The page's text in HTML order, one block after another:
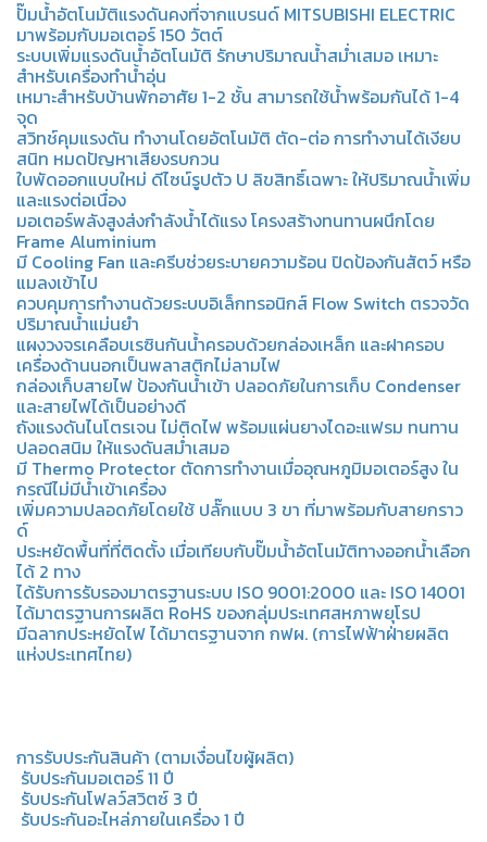
ปั๊มน้ำอัตโนมัติแรงดันคงที่จากแบรนด์ MITSUBISHI ELECTRIC
มาพร้อมกับมอเตอร์ 150 วัตต์
ระบบเพิ่มแรงดันน้ำอัตโนมัติ รักษาปริมาณน้ำสม่ำเสมอ เหมาะ
สำหรับเครื่องทำน้ำอุ่น
เหมาะสำหรับบ้านพักอาศัย 1-2 ชั้น สามารถใช้น้ำพร้อมกันได้ 1-4
จุด
สวิทช์คุมแรงดัน ทำงานโดยอัตโนมัติ ตัด-ต่อ การทำงานได้เงียบ
สนิท หมดปัญหาเสียงรบกวน
ใบพัดออกแบบใหม่ ดีไซน์รูปตัว U ลิขสิทธิ์เฉพาะ ให้ปริมาณน้ำเพิ่ม
และแรงต่อเนื่อง
มอเตอร์พลังสูงส่งกำลังน้ำได้แรง โครงสร้างทนทานผนึกโดย
Frame Aluminium
มี Cooling Fan และครีบช่วยระบายความร้อน ปิดป้องกันสัตว์ หรือ
แมลงเข้าไป
ควบคุมการทำงานด้วยระบบอิเล็กทรอนิกส์ Flow Switch ตรวจวัด
ปริมาณน้ำแม่นยำ
แผงวงจรเคลือบเรซินกันน้ำครอบด้วยกล่องเหล็ก และฝาครอบ
เครื่องด้านนอกเป็นพลาสติกไม่ลามไฟ
กล่องเก็บสายไฟ ป้องกันน้ำเข้า ปลอดภัยในการเก็บ Condenser
และสายไฟได้เป็นอย่างดี
ถังแรงดันไนโตรเจน ไม่ติดไฟ พร้อมแผ่นยางไดอะแฟรม ทนทาน
ปลอดสนิม ให้แรงดันสม่ำเสมอ
มี Thermo Protector ตัดการทำงานเมื่ออุณหภูมิมอเตอร์สูง ใน
กรณีไม่มีน้ำเข้าเครื่อง
เพิ่มความปลอดภัยโดยใช้ ปลั๊กแบบ 3 ขา ที่มาพร้อมกับสายกราว
ด์
ประหยัดพื้นที่ที่ติดตั้ง เมื่อเทียบกับปั๊มน้ำอัตโนมัติทางออกน้ำเลือก
ได้ 2 ทาง
ได้รับการรับรองมาตรฐานระบบ ISO 9001:2000 และ ISO 14001
ได้มาตรฐานการผลิต RoHS ของกลุ่มประเทศสหภาพยุโรป
มีฉลากประหยัดไฟ ได้มาตรฐานจาก กฟผ. (การไฟฟ้าฝ่ายผลิต
แห่งประเทศไทย)
การรับประกันสินค้า (ตามเงื่อนไขผู้ผลิต)
️ รับประกันมอเตอร์ 11 ปี
️ รับประกันโฟลว์สวิตซ์ 3 ปี
️ รับประกันอะไหล่ภายในเครื่อง 1 ปี